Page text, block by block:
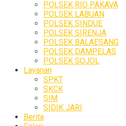
POLSEK RIO PAKAVA
POLSEK LABUAN
POLSEK SINDUE
POLSEK SIRENJA
POLSEK BALAESANG
POLSEK DAMPELAS
POLSEK SOJOL
Layanan
SPKT
SKCK
SIM
SIDIK JARI
Berita